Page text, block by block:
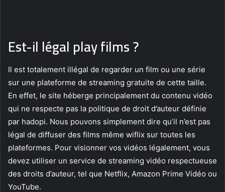
Est-il légal play films ?
Il est totalement illégal de regarder un film ou une série
sur une plateforme de streaming gratuite de cette taille.
En effet, le site héberge principalement du contenu vidéo
qui ne respecte pas la politique de droit d’auteur définie
par hadopi. Nous pouvons simplement dire qu’il n’est pas
légal de diffuser des films même wiflix sur toutes les
plateformes. Pour visionner vos vidéos légalement, vous
devez utiliser un service de streaming vidéo respectueuse
des droits d’auteur, tel que Netflix, Amazon Prime Vidéo ou
YouTube.